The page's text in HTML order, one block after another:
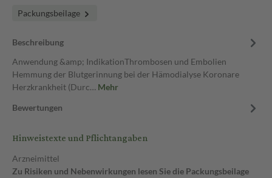
Packungsbeilage
Beschreibung
Anwendung &amp; IndikationThrombosen und Embolien
Hemmung der Blutgerinnung bei der Hämodialyse Koronare
Herzkrankheit (Durc… Mehr
Bewertungen
Hinweistexte und Pflichtangaben
Arzneimittel
Zu Risiken und Nebenwirkungen lesen Sie die Packungsbeilage